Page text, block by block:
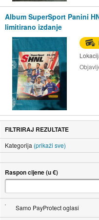
Album SuperSport Panini
limitirano izdanje
FILTRIRAJ REZULTATE
Kategorija (prikaži sve)
Raspon cijene (u €)
Samo PayProtect oglasi